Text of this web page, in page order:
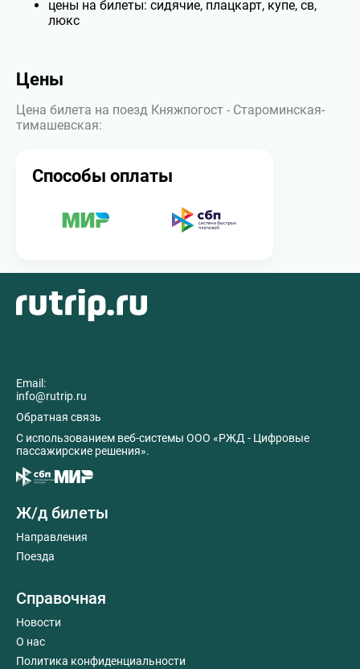
цены на билеты: сидячие, плацкарт, купе, св,
люкс
Цены
Цена билета на поезд Княжпогост - Староминская-
тимашевская:
Способы оплаты
Email:
info@rutrip.ru
Обратная связь
C использованием веб-системы ООО «РЖД - Цифровые
пассажирские решения».
Ж/д билеты
Направления
Поезда
Справочная
Новости
О нас
Политика конфиденциальности